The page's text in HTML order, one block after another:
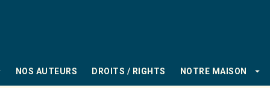
NOS AUTEURS DROITS / RIGHTS NOTRE MAISON arrow_drop_down